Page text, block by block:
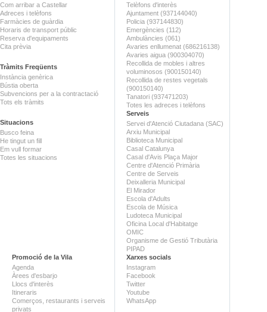
Com arribar a Castellar
Adreces i telèfons
Farmàcies de guàrdia
Horaris de transport públic
Reserva d'equipaments
Cita prèvia
Tràmits Freqüents
Instància genèrica
Bústia oberta
Subvencions per a la contractació
Tots els tràmits
Situacions
Busco feina
He tingut un fill
Em vull formar
Totes les situacions
Telèfons d'interès
Ajuntament (937144040)
Policia (937144830)
Emergències (112)
Ambulàncies (061)
Avaries enllumenat (686216138)
Avaries aigua (900304070)
Recollida de mobles i altres
voluminosos (900150140)
Recollida de restes vegetals
(900150140)
Tanatori (937471203)
Totes les adreces i telèfons
Serveis
Servei d'Atenció Ciutadana (SAC)
Arxiu Municipal
Biblioteca Municipal
Casal Catalunya
Casal d'Avis Plaça Major
Centre d'Atenció Primària
Centre de Serveis
Deixalleria Municipal
El Mirador
Escola d'Adults
Escola de Música
Ludoteca Municipal
Oficina Local d'Habitatge
OMIC
Organisme de Gestió Tributària
PIPAD
Promoció de la Vila
Agenda
Àrees d'esbarjo
Llocs d'interès
Itineraris
Comerços, restaurants i serveis
privats
Xarxes socials
Instagram
Facebook
Twitter
Youtube
WhatsApp